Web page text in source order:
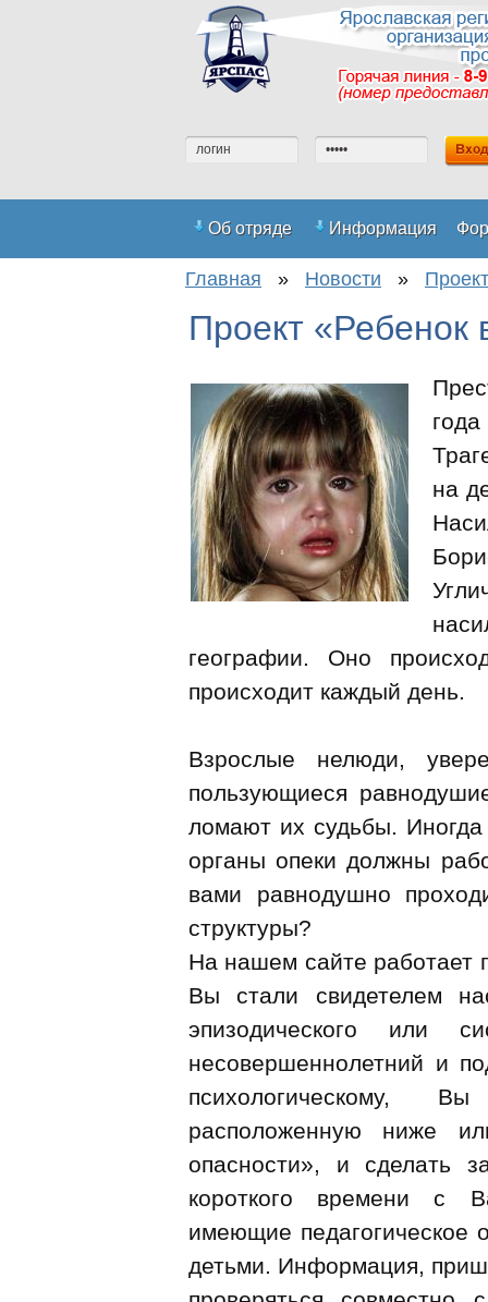
Об отряде Информация
Регистрация на сайте
Главная » Новости »
Проект «Ребенок
на
географии. Оно
происходит каждый день.
Взрослые нелюди,
пользующиеся
ломают их судьбы.
органы опеки должны
вами равнодушно
структуры?
На нашем сайте работает
Вы стали свидетелем
эпизодического или
несовершеннолетний и
психологическому,
расположенную ниже
опасности», и сделать
короткого времени с
имеющие педагогическое
детьми. Информация,